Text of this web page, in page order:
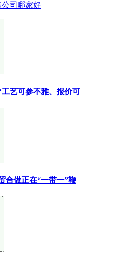
公司哪家好
艺可参不雅、报价可
合做正在“一带一”鞭